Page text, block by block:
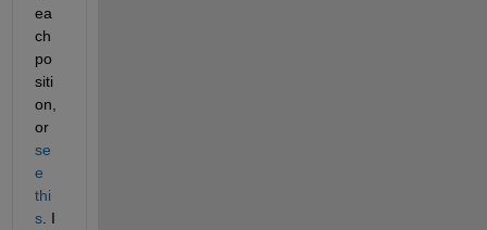
ea
ch
po
siti
on,
or
se
e
thi
s. I